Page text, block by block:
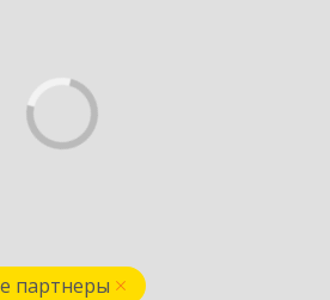
партнеры